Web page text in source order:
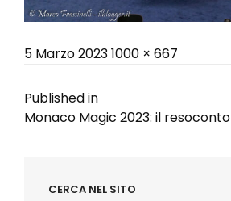
Posted
5 Marzo 2023Full
1000 × 667
Navigazione
articoli
Published in
Monaco Magic 2023: il resoconto
CERCA NEL SITO